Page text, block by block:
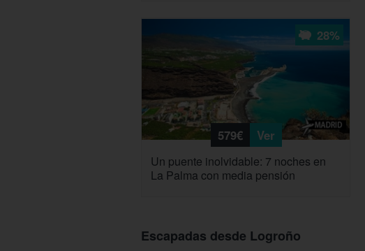
28%
579€ Ver
Un puente inolvidable: 7 noches en
La Palma con media pensión
Escapadas desde Logroño